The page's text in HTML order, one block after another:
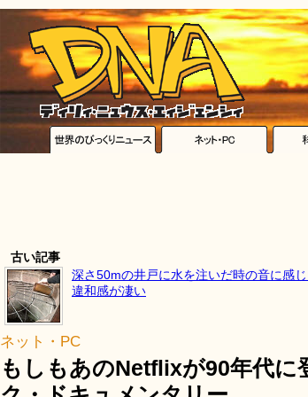
古い記事
深さ50mの井戸に水を注いだ時の音に感
違和感が凄い
ネット・PC
もしもあのNetflixが90年代